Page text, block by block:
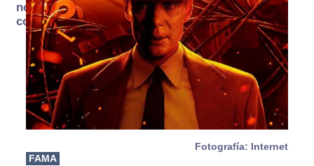
no se
consume
Fotografía: Internet
FAMA